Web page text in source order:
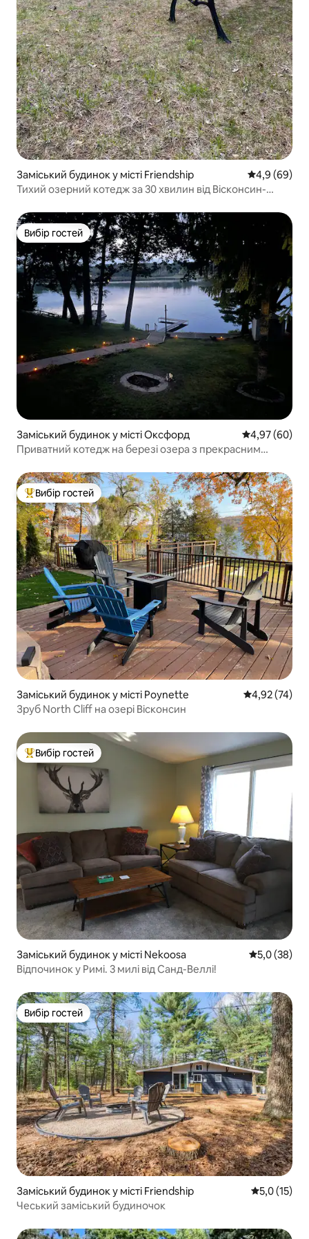
Заміський будинок у місті Friendship Середня
4,9 (69)
Тихий озерний котедж за 30 хвилин від Вісконсин-
Вибір гостей
Вибір гостей
Заміський будинок у місті Оксфорд Середня
4,97 (60)
Приватний котедж на березі озера з прекрасним
Топ вибір гостей
Вибір гостей
Заміський будинок у місті Poynette Середня
4,92 (74)
Зруб North Cliff на озері Вісконсин
Топ вибір гостей
Вибір гостей
Заміський будинок у місті Nekoosa Середня
5,0 (38)
Відпочинок у Римі. 3 милі від Санд-Веллі!
Вибір гостей
Вибір гостей
Заміський будинок у місті Friendship Середня
5,0 (15)
Чеський заміський будиночок